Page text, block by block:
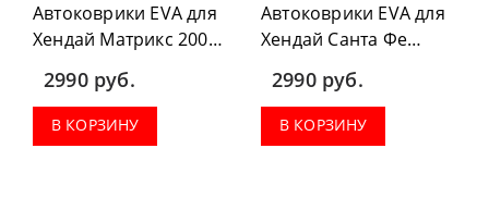
Автоковрики EVA для
Хендай Матрикс 2001-
приобрести в
комплектации:
водительский коврик,
2990 руб.
В КОРЗИНУ
Автоковрики EVA для
Хендай Санта Фе
можно приобрести в
комплектации:
водительский коврик,
2990 руб.
В КОРЗИНУ